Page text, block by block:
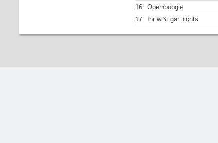
16
Opernboogie
17
Ihr wißt gar nichts